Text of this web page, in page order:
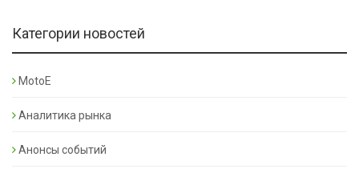
Категории новостей
MotoE
Аналитика рынка
Анонсы событий